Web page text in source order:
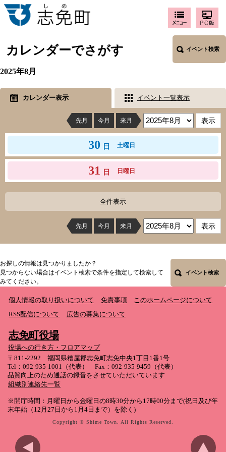
カレンダーでさがす イベント検索
2025年8月
カレンダー表示 イベント一覧表示
先月 今月 来月
30 日 土曜日
31 日 日曜日
全件表示
先月 今月 来月
お探しの情報は見つかりましたか？
見つからない場合はイベント検索で条件を指定して検索して
みてください。
イベント検索
個人情報の取り扱いについて 免責事項
このホームページについて
RSS配信について
広告の募集について
志免町役場
役場への行き方・フロアマップ
〒811-2292 福岡県糟屋郡志免町志免中央1丁目1番1号
Tel：092-935-1001（代表） Fax：092-935-9459（代表）
品質向上のため通話の録音をさせていただいています
組織別連絡先一覧
※開庁時間：月曜日から金曜日の8時30分から17時00分まで(祝日及び年
末年始（12月27日から1月4日まで）を除く)
Copyright © Shime Town. All Rights Reserved.